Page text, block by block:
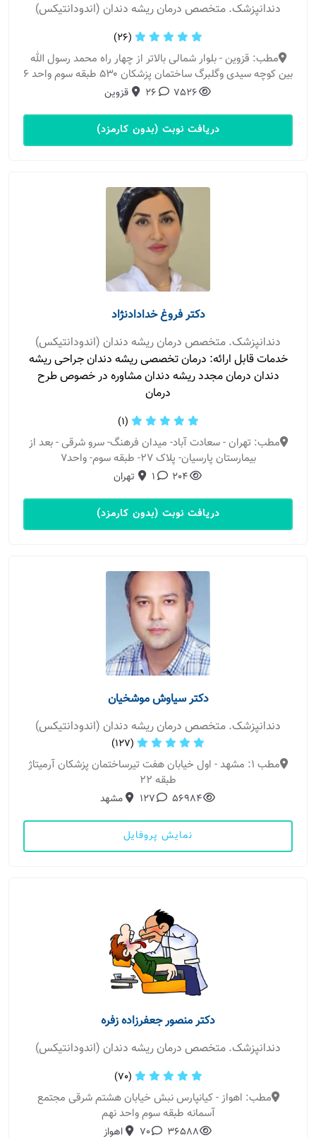
دندانپزشک. متخصص درمان ریشه دندان (اندودانتیکس)
(26)
مطب: قزوین - بلوار شمالی بالاتر از چهار راه محمد رسول الله
بین کوچه سیدی وگلبرگ ساختمان پزشکان ۵۳۰ طبقه سوم واحد ۶
7526
26 قزوین
دریافت نوبت (بدون کارمزد)
دکتر فروغ خدادادنژاد
دندانپزشک. متخصص درمان ریشه دندان (اندودانتیکس)
خدمات قابل ارائه: درمان تخصصی ریشه دندان جراحی ریشه
دندان درمان مجدد ریشه دندان مشاوره در خصوص طرح
درمان
(1)
مطب: تهران - سعادت آباد- میدان فرهنگ- سرو شرقی - بعد از
بیمارستان پارسیان- پلاک 27- طبقه سوم- واحد7
204
1 تهران
دریافت نوبت (بدون کارمزد)
دکتر سیاوش موشخیان
دندانپزشک. متخصص درمان ریشه دندان (اندودانتیکس)
(127)
مطب 1: مشهد - اول خیابان هفت تیرساختمان پزشکان آرمیتاژ
طبقه 22
56984
127 مشهد
نمایش پروفایل
دکتر منصور جعفرزاده زفره
دندانپزشک. متخصص درمان ریشه دندان (اندودانتیکس)
(70)
مطب: اهواز - کیانپارس نبش خیابان هشتم شرقی مجتمع
آسمانه طبقه سوم واحد نهم
36588
70 اهواز